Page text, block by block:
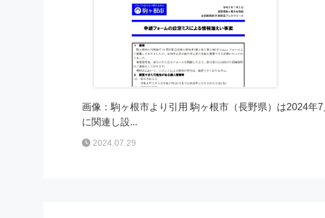
画像：駒ヶ根市より引用 駒ヶ根市（長野県）は2024年
に関連し設...
2024.07.29